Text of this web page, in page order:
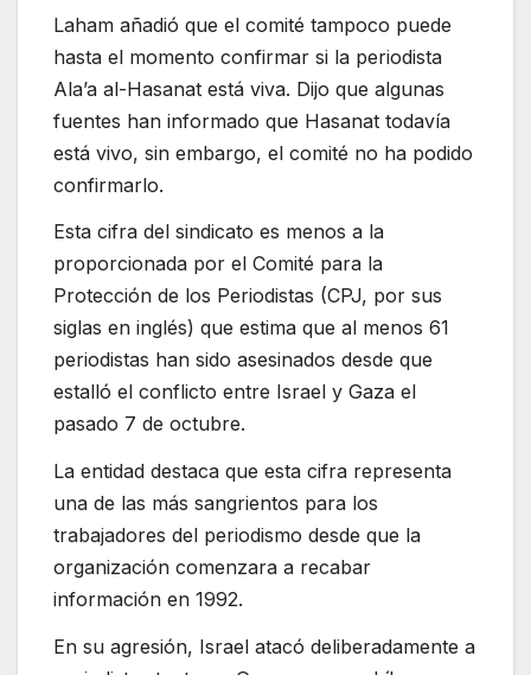
Laham añadió que el comité tampoco puede
hasta el momento confirmar si la periodista
Ala’a al-Hasanat está viva. Dijo que algunas
fuentes han informado que Hasanat todavía
está vivo, sin embargo, el comité no ha podido
confirmarlo.
Esta cifra del sindicato es menos a la
proporcionada por el Comité para la
Protección de los Periodistas (CPJ, por sus
siglas en inglés) que estima que al menos 61
periodistas han sido asesinados desde que
estalló el conflicto entre Israel y Gaza el
pasado 7 de octubre.
La entidad destaca que esta cifra representa
una de las más sangrientos para los
trabajadores del periodismo desde que la
organización comenzara a recabar
información en 1992.
En su agresión, Israel atacó deliberadamente a